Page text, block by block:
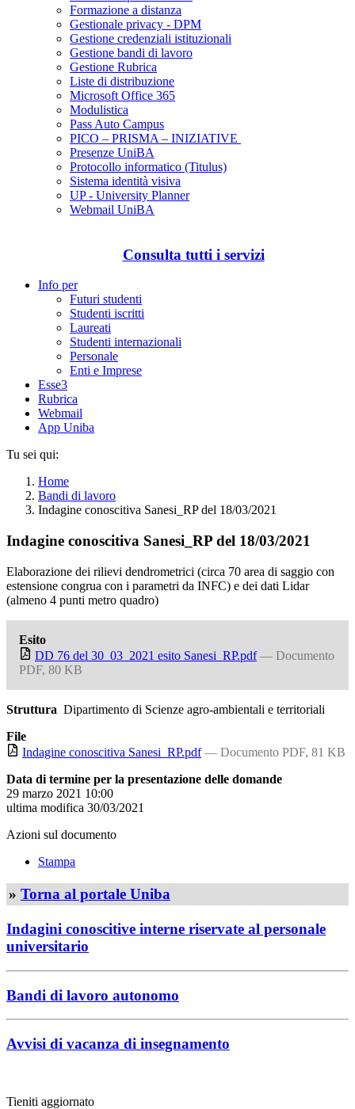
Formazione a distanza
Gestionale privacy - DPM
Gestione credenziali istituzionali
Gestione bandi di lavoro
Gestione Rubrica
Liste di distribuzione
Microsoft Office 365
Modulistica
Pass Auto Campus
PICO – PRISMA – INIZIATIVE
Presenze UniBA
Protocollo informatico (Titulus)
Sistema identità visiva
UP - University Planner
Webmail UniBA
Consulta tutti i servizi
Info per
Futuri studenti
Studenti iscritti
Laureati
Studenti internazionali
Personale
Enti e Imprese
Esse3
Rubrica
Webmail
App Uniba
Tu sei qui:
Home
Bandi di lavoro
Indagine conoscitiva Sanesi_RP del 18/03/2021
Indagine conoscitiva Sanesi_RP del 18/03/2021
Elaborazione dei rilievi dendrometrici (circa 70 area di saggio con
estensione congrua con i parametri da INFC) e dei dati Lidar
(almeno 4 punti metro quadro)
Esito
DD 76 del 30_03_2021 esito Sanesi_RP.pdf — Documento
PDF, 80 KB
Struttura Dipartimento di Scienze agro-ambientali e territoriali
File
Indagine conoscitiva Sanesi_RP.pdf — Documento PDF, 81 KB
Data di termine per la presentazione delle domande
29 marzo 2021 10:00
ultima modifica 30/03/2021
Azioni sul documento
Stampa
» Torna al portale Uniba
Indagini conoscitive interne riservate al personale
universitario
Bandi di lavoro autonomo
Avvisi di vacanza di insegnamento
Tieniti aggiornato